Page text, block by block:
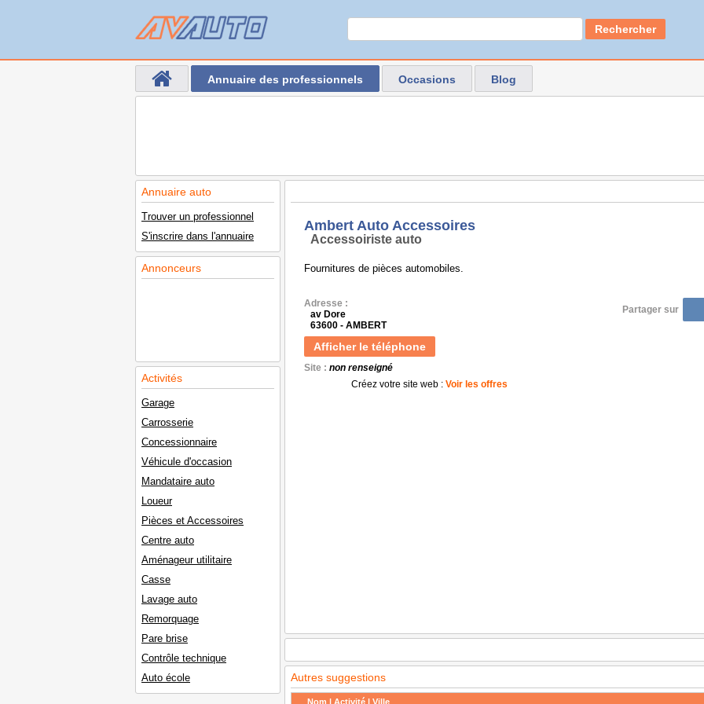
Rechercher
Annuaire des professionnels Occasions Blog
Annuaire auto
Trouver un professionnel
S'inscrire dans l'annuaire
Annonceurs
Activités
Garage
Carrosserie
Concessionnaire
Véhicule d'occasion
Mandataire auto
Loueur
Pièces et Accessoires
Centre auto
Aménageur utilitaire
Casse
Lavage auto
Remorquage
Pare brise
Contrôle technique
Auto école
Ambert Auto Accessoires
Accessoiriste auto
Fournitures de pièces automobiles.
Adresse :
av Dore
63600 - AMBERT
Afficher le téléphone
Site : non renseigné
Créez votre site web : Voir les offres
Partager sur
Autres suggestions
Nom | Activité | Ville